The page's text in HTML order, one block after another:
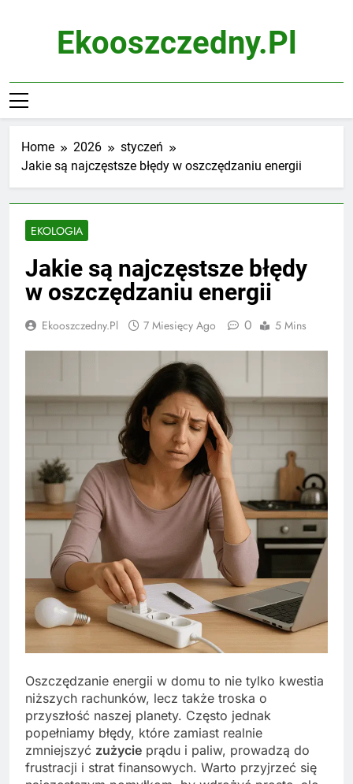
Ekooszczedny.pl
Home 2026
styczeń
Jakie są najczęstsze błędy w oszczędzaniu energii
EKOLOGIA
Jakie są najczęstsze błędy
w oszczędzaniu energii
Ekooszczedny.pl 7 Miesięcy Ago 0 5 Mins
Oszczędzanie energii w domu to nie tylko kwestia
niższych rachunków, lecz także troska o
przyszłość naszej planety. Często jednak
popełniamy błędy, które zamiast realnie
zmniejszyć zużycie prądu i paliw, prowadzą do
frustracji i strat finansowych. Warto przyjrzeć się